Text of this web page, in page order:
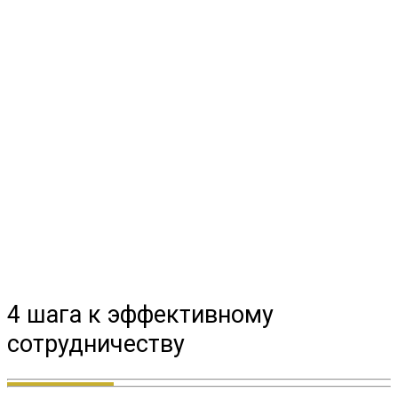
4 шага к эффективному
сотрудничеству